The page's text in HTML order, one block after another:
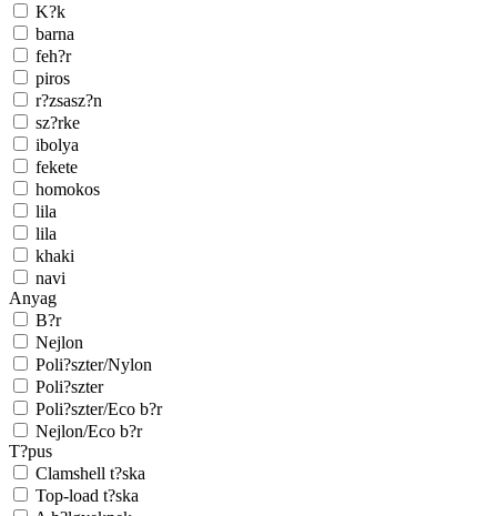
K?k
barna
feh?r
piros
r?zsasz?n
sz?rke
ibolya
fekete
homokos
lila
lila
khaki
navi
Anyag
B?r
Nejlon
Poli?szter/Nylon
Poli?szter
Poli?szter/Eco b?r
Nejlon/Eco b?r
T?pus
Clamshell t?ska
Top-load t?ska